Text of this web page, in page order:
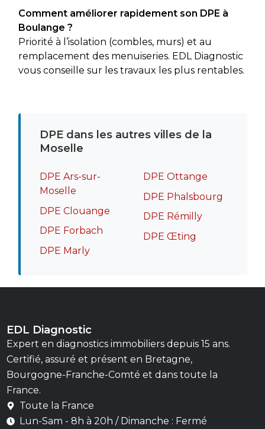
Comment améliorer rapidement son DPE à
Boulange ?
Priorité à l’isolation (combles, murs) et au
remplacement des menuiseries. EDL Diagnostic
vous conseille sur les travaux les plus rentables.
DPE dans les autres villes de la
Moselle
DPE Ars-sur-
Moselle
DPE Clouange
DPE Forbach
DPE Marly
DPE Ottange
DPE Phalsbourg
DPE Rémilly
DPE Œting
EDL Diagnostic
Expert en diagnostics immobiliers depuis 15 ans.
Certifié, assuré et présent en Bretagne,
Bourgogne-Franche-Comté et dans toute la
France.
Toute la France
Lun-Sam - 8h à 20h / Dimanche : Fermé